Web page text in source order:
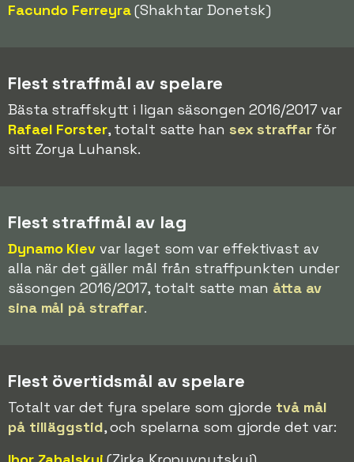
Facundo Ferreyra(Shakhtar Donetsk)
Flest straffmål av spelare
Bästa straffskytt i ligan säsongen 2016/2017 var
Rafael Forster, totalt satte han sex straffarför
sitt Zorya Luhansk.
Flest straffmål av lag
Dynamo Kievvar laget som var effektivast av
alla när det gäller mål från straffpunkten under
säsongen 2016/2017, totalt satte man åtta av
sina mål på straffar.
Flest övertidsmål av spelare
Totalt var det fyra spelare som gjorde två mål
på tilläggstid, och spelarna som gjorde det var: